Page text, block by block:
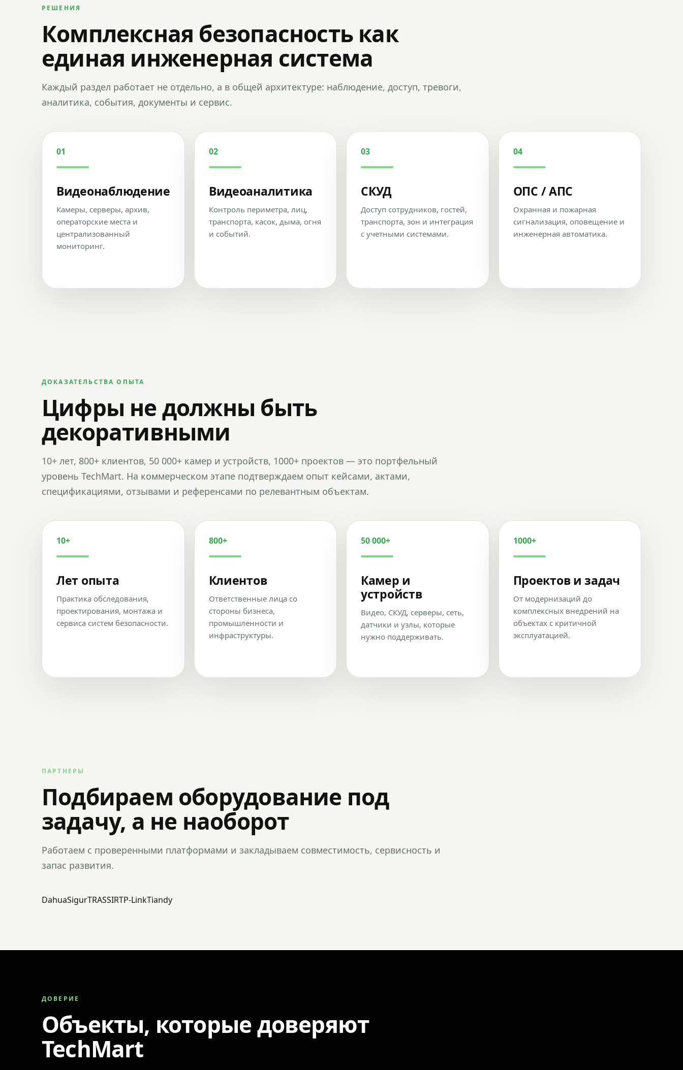
РЕШЕНИЯ
Комплексная безопасность как
единая инженерная система
Каждый раздел работает не отдельно, а в общей архитектуре: наблюдение, доступ, тревоги,
аналитика, события, документы и сервис.
01
Видеонаблюдение
Камеры, серверы, архив,
операторские места и
централизованный
мониторинг.
02
Видеоаналитика
Контроль периметра, лиц,
транспорта, касок, дыма, огня
и событий.
03
СКУД
Доступ сотрудников, гостей,
транспорта, зон и интеграция
с учетными системами.
04
ОПС / АПС
Охранная и пожарная
сигнализация, оповещение и
инженерная автоматика.
ДОКАЗАТЕЛЬСТВА ОПЫТА
Цифры не должны быть
декоративными
10+ лет, 800+ клиентов, 50 000+ камер и устройств, 1000+ проектов — это портфельный
уровень TechMart. На коммерческом этапе подтверждаем опыт кейсами, актами,
спецификациями, отзывами и референсами по релевантным объектам.
10+
Лет опыта
Практика обследования,
проектирования, монтажа и
сервиса систем безопасности.
800+
Клиентов
Ответственные лица со
стороны бизнеса,
промышленности и
инфраструктуры.
50 000+
Камер и
устройств
Видео, СКУД, серверы, сеть,
датчики и узлы, которые
нужно поддерживать.
1000+
Проектов и задач
От модернизаций до
комплексных внедрений на
объектах с критичной
эксплуатацией.
ПАРТНЕРЫ
Подбираем оборудование под
задачу, а не наоборот
Работаем с проверенными платформами и закладываем совместимость, сервисность и
запас развития.
DahuaSigurTRASSIRTP-LinkTiandy
ДОВЕРИЕ
Объекты, которые доверяют
TechMart